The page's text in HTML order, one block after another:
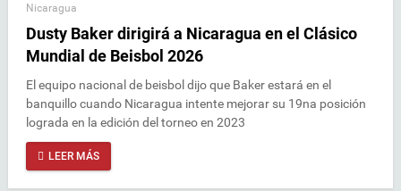
Nicaragua
Dusty Baker dirigirá a Nicaragua en el Clásico
Mundial de Beisbol 2026
El equipo nacional de beisbol dijo que Baker estará en el
banquillo cuando Nicaragua intente mejorar su 19na posición
lograda en la edición del torneo en 2023
LEER MÁS